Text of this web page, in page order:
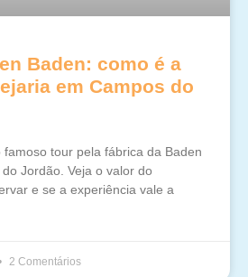
Baden: como é a
em Campos do
famoso tour pela fábrica da Baden
Jordão. Veja o valor do
e se a experiência vale a
2 Comentários